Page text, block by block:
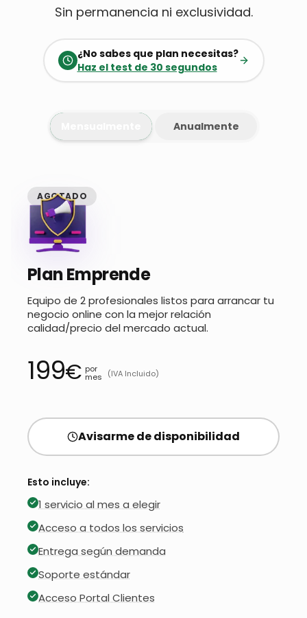
Sin permanencia ni exclusividad.
¿No sabes que plan necesitas?
Haz el test de 30 segundos
Anualmente
AGOTADO
Plan Emprende
Equipo de 2 profesionales listos para arrancar tu
negocio online con la mejor relación
calidad/precio del mercado actual.
199€ por
mes (IVA Incluido)
Avisarme de disponibilidad
Esto incluye:
1 servicio al mes a elegir
Acceso a todos los servicios
Entrega según demanda
Soporte estándar
Acceso Portal Clientes